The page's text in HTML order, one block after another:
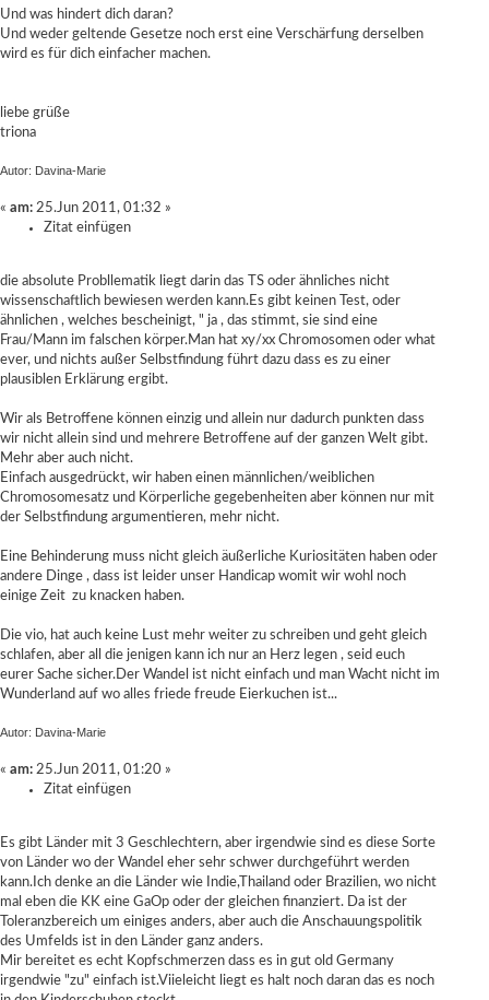
Und was hindert dich daran?
Und weder geltende Gesetze noch erst eine Verschärfung derselben
wird es für dich einfacher machen.
liebe grüße
triona
Autor: Davina-Marie
« am: 25.Jun 2011, 01:32 »
Zitat einfügen
die absolute Probllematik liegt darin das TS oder ähnliches nicht
wissenschaftlich bewiesen werden kann.Es gibt keinen Test, oder
ähnlichen , welches bescheinigt, " ja , das stimmt, sie sind eine
Frau/Mann im falschen körper.Man hat xy/xx Chromosomen oder what
ever, und nichts außer Selbstfindung führt dazu dass es zu einer
plausiblen Erklärung ergibt.
Wir als Betroffene können einzig und allein nur dadurch punkten dass
wir nicht allein sind und mehrere Betroffene auf der ganzen Welt gibt.
Mehr aber auch nicht.
Einfach ausgedrückt, wir haben einen männlichen/weiblichen
Chromosomesatz und Körperliche gegebenheiten aber können nur mit
der Selbstfindung argumentieren, mehr nicht.
Eine Behinderung muss nicht gleich äußerliche Kuriositäten haben oder
andere Dinge , dass ist leider unser Handicap womit wir wohl noch
einige Zeit zu knacken haben.
Die vio, hat auch keine Lust mehr weiter zu schreiben und geht gleich
schlafen, aber all die jenigen kann ich nur an Herz legen , seid euch
eurer Sache sicher.Der Wandel ist nicht einfach und man Wacht nicht im
Wunderland auf wo alles friede freude Eierkuchen ist...
Autor: Davina-Marie
« am: 25.Jun 2011, 01:20 »
Zitat einfügen
Es gibt Länder mit 3 Geschlechtern, aber irgendwie sind es diese Sorte
von Länder wo der Wandel eher sehr schwer durchgeführt werden
kann.Ich denke an die Länder wie Indie,Thailand oder Brazilien, wo nicht
mal eben die KK eine GaOp oder der gleichen finanziert. Da ist der
Toleranzbereich um einiges anders, aber auch die Anschauungspolitik
des Umfelds ist in den Länder ganz anders.
Mir bereitet es echt Kopfschmerzen dass es in gut old Germany
irgendwie "zu" einfach ist.Viieleicht liegt es halt noch daran das es noch